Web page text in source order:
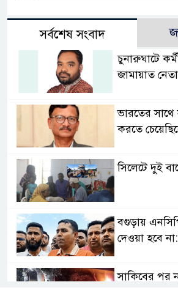
সর্বশেষ সংবাদ
চুনারুঘাটে
জামায়াত
ভারতের সাথে
করতে
সিলেটে দুই
বগুড়ায়
দেওয়া হবে
সাকিবের পর